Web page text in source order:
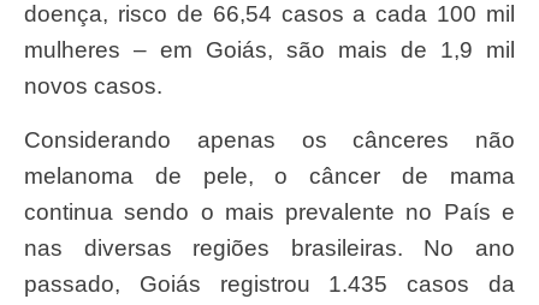
doença, risco de 66,54 casos a cada 100 mil
mulheres – em Goiás, são mais de 1,9 mil
novos casos.
Considerando apenas os cânceres não
melanoma de pele, o câncer de mama
continua sendo o mais prevalente no País e
nas diversas regiões brasileiras. No ano
passado, Goiás registrou 1.435 casos da